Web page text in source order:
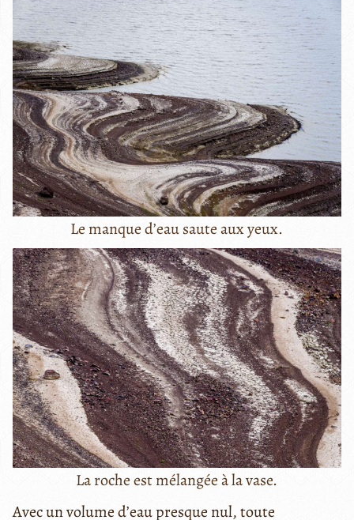
Le manque d’eau saute aux yeux.
La roche est mélangée à la vase.
Avec un volume d’eau presque nul, toute